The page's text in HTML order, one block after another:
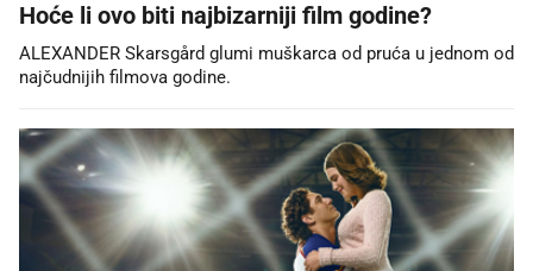
Hoće li ovo biti najbizarniji film godine?
ALEXANDER Skarsgård glumi muškarca od pruća u jednom od
najčudnijih filmova godine.